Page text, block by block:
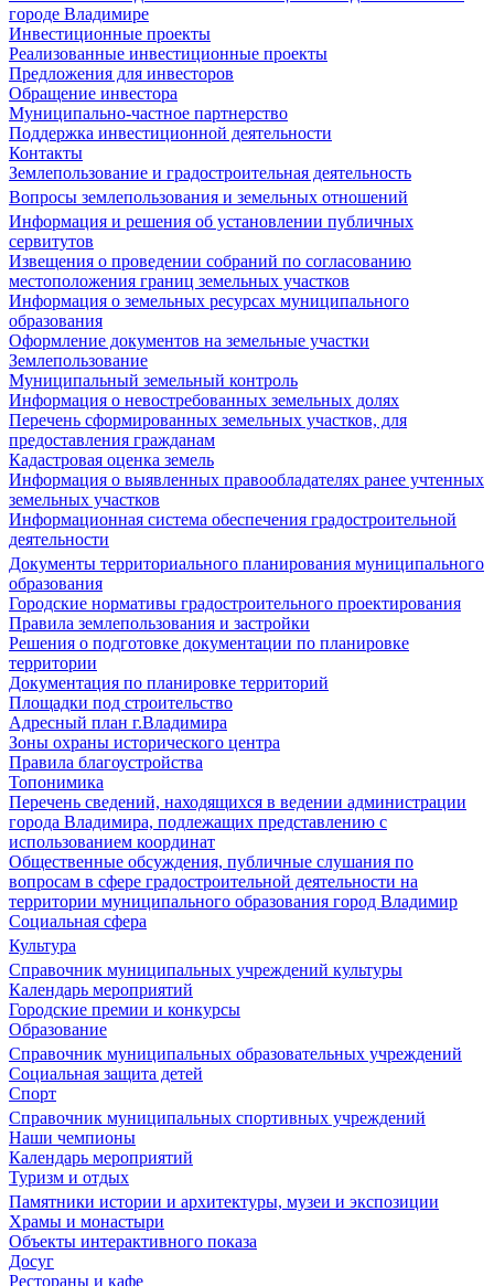
городе Владимире
Инвестиционные проекты
Реализованные инвестиционные проекты
Предложения для инвесторов
Обращение инвестора
Муниципально-частное партнерство
Поддержка инвестиционной деятельности
Контакты
Землепользование и градостроительная деятельность
Вопросы землепользования и земельных отношений
Информация и решения об установлении публичных
сервитутов
Извещения о проведении собраний по согласованию
местоположения границ земельных участков
Информация о земельных ресурсах муниципального
образования
Оформление документов на земельные участки
Землепользование
Муниципальный земельный контроль
Информация о невостребованных земельных долях
Перечень сформированных земельных участков, для
предоставления гражданам
Кадастровая оценка земель
Информация о выявленных правообладателях ранее учтенных
земельных участков
Информационная система обеспечения градостроительной
деятельности
Документы территориального планирования муниципального
образования
Городские нормативы градостроительного проектирования
Правила землепользования и застройки
Решения о подготовке документации по планировке
территории
Документация по планировке территорий
Площадки под строительство
Адресный план г.Владимира
Зоны охраны исторического центра
Правила благоустройства
Топонимика
Перечень сведений, находящихся в ведении администрации
города Владимира, подлежащих представлению с
использованием координат
Общественные обсуждения, публичные слушания по
вопросам в сфере градостроительной деятельности на
территории муниципального образования город Владимир
Социальная сфера
Культура
Справочник муниципальных учреждений культуры
Календарь мероприятий
Городские премии и конкурсы
Образование
Справочник муниципальных образовательных учреждений
Социальная защита детей
Спорт
Справочник муниципальных спортивных учреждений
Наши чемпионы
Календарь мероприятий
Туризм и отдых
Памятники истории и архитектуры, музеи и экспозиции
Храмы и монастыри
Объекты интерактивного показа
Досуг
Рестораны и кафе